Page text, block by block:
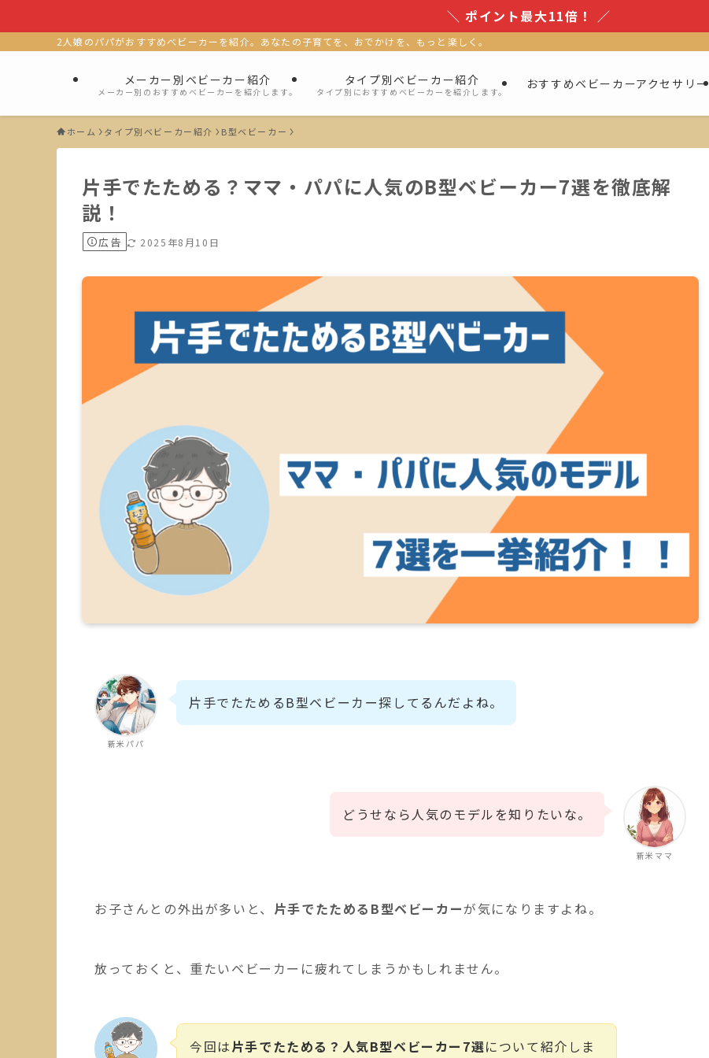
＼ ポイント最大11倍！ ／
2人娘のパパがおすすめベビーカーを紹介。あなたの子育てを、おでかけを、もっと楽しく。
メーカー別ベビーカー紹介
メーカー別のおすすめベビーカーを紹介します。
タイプ別ベビーカー紹介
タイプ別におすすめベビーカーを紹介します。
おすすめベビーカーアクセサリー
ホーム タイプ別ベビーカー紹介 B型ベビーカー
片手でたためる？ママ・パパに人気のB型ベビーカー7選を徹底解
説！
広告 2025年8月10日
新米パパ
片手でたためるB型ベビーカー探してるんだよね。
新米ママ
どうせなら人気のモデルを知りたいな。
お子さんとの外出が多いと、 片手でたためるB型ベビーカーが気になりますよね。
放っておくと、重たいベビーカーに疲れてしまうかもしれません。
今回は片手でたためる？人気B型ベビーカー7選について紹介しま